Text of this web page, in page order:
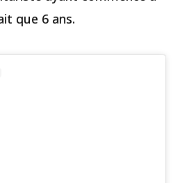
que 6 ans.